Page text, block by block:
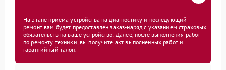
На этапе приема устройства на диагностику и последующий
ремонт вам будет предоставлен заказ-наряд с указанием страховых
обязательств на ваше устройство. Далее, после выполнения работ
по ремонту техники, вы получите акт выполненных работ и
гарантийный талон.